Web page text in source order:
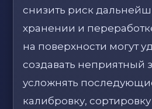
снизить риск
хранении и
на поверхности могут
создавать неприятный
усложнять
калибровку,